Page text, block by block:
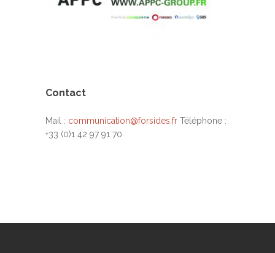
Contact
Mail : communication@forsides.fr Téléphone :
+33 (0)1 42 97 91 70